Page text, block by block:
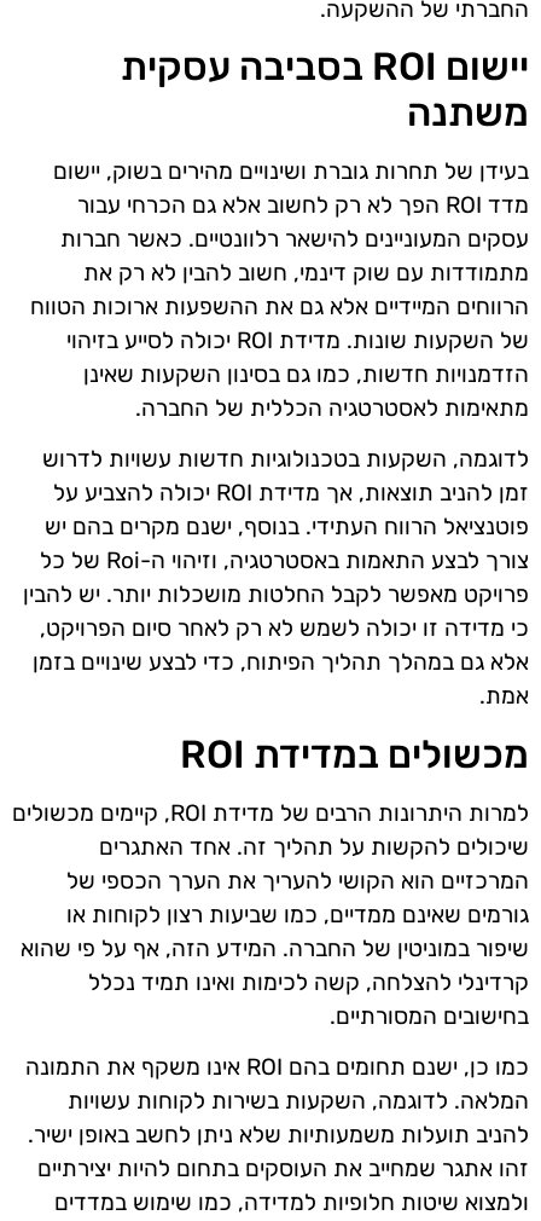
החברתי של ההשקעה.
יישום ROI בסביבה עסקית
משתנה
בעידן של תחרות גוברת ושינויים מהירים בשוק, יישום
מדד ROI הפך לא רק לחשוב אלא גם הכרחי עבור
עסקים המעוניינים להישאר רלוונטיים. כאשר חברות
מתמודדות עם שוק דינמי, חשוב להבין לא רק את
הרווחים המיידיים אלא גם את ההשפעות ארוכות הטווח
של השקעות שונות. מדידת ROI יכולה לסייע בזיהוי
הזדמנויות חדשות, כמו גם בסינון השקעות שאינן
מתאימות לאסטרטגיה הכללית של החברה.
לדוגמה, השקעות בטכנולוגיות חדשות עשויות לדרוש
זמן להניב תוצאות, אך מדידת ROI יכולה להצביע על
פוטנציאל הרווח העתידי. בנוסף, ישנם מקרים בהם יש
צורך לבצע התאמות באסטרטגיה, וזיהוי ה-Roi של כל
פרויקט מאפשר לקבל החלטות מושכלות יותר. יש להבין
כי מדידה זו יכולה לשמש לא רק לאחר סיום הפרויקט,
אלא גם במהלך תהליך הפיתוח, כדי לבצע שינויים בזמן
אמת.
מכשולים במדידת ROI
למרות היתרונות הרבים של מדידת ROI, קיימים מכשולים
שיכולים להקשות על תהליך זה. אחד האתגרים
המרכזיים הוא הקושי להעריך את הערך הכספי של
גורמים שאינם ממדיים, כמו שביעות רצון לקוחות או
שיפור במוניטין של החברה. המידע הזה, אף על פי שהוא
קרדינלי להצלחה, קשה לכימות ואינו תמיד נכלל
בחישובים המסורתיים.
כמו כן, ישנם תחומים בהם ROI אינו משקף את התמונה
המלאה. לדוגמה, השקעות בשירות לקוחות עשויות
להניב תועלות משמעותיות שלא ניתן לחשב באופן ישיר.
זהו אתגר שמחייב את העוסקים בתחום להיות יצירתיים
ולמצוא שיטות חלופיות למדידה, כמו שימוש במדדים